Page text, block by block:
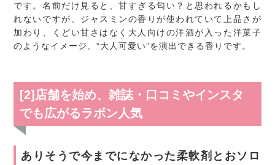
です。名前だけ見ると、甘すぎる匂い？と思われるかもし
れないですが、ジャスミンの香りが使われていて上品さが
加わり、くどい甘さはなく大人向けの洋酒が入った洋菓子
のようなイメージ。“大人可愛い”を演出できる香りです。
[2]店舗を始め、雑誌・口コミやインスタ
でも広がるラボン人気
ありそうで今までになかった柔軟剤とおソロ